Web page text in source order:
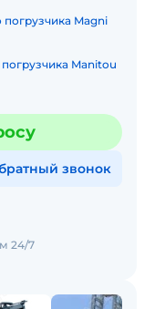
Magni
Manitou
звонок
24/7